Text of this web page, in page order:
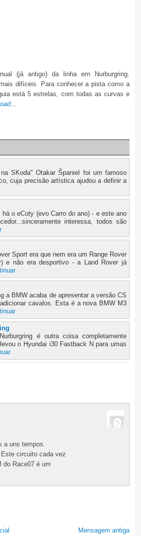
(já antigo) da linha em Nurburgring.
difíceis. Para conhecer a pista como a
está 5 estrelas, com todas as curvas e
...
SKoda" Otakar Španiel foi um famoso
cuja precisão artística ajudou a definir a
o eCoty (evo Carro do ano) - e este ano
interessa, todos são
Sport era que nem era um Range Rover
e não era desportivo - a Land Rover já
a BMW acaba de apresentar a versão CS
cavalos. Esta é a nova BMW M3
é outra coisa completamente
o Hyundai i30 Fastback N para umas
a uns tempos.
circuito cada vez
do Race07 é um
Mensagem antiga